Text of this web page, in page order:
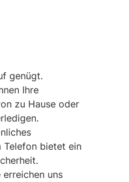
genügt.
Ihre
zu Hause oder
Telefon bietet ein
erreichen uns